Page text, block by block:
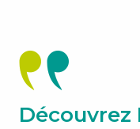
Découvrez